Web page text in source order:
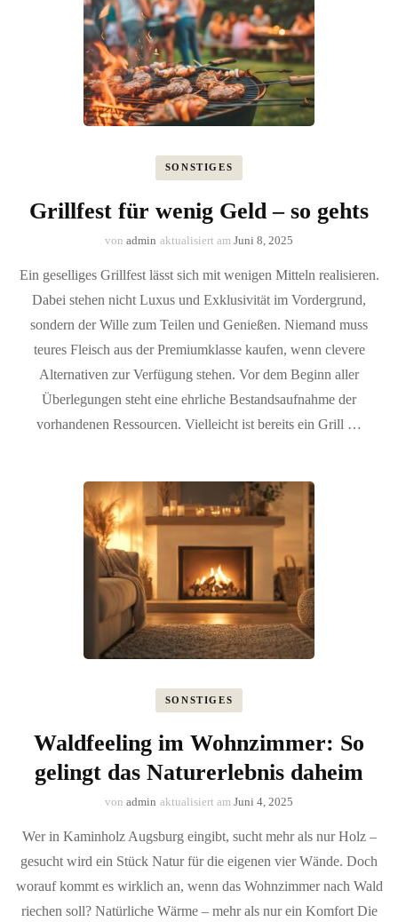
SONSTIGES
Grillfest für wenig Geld – so gehts
von admin aktualisiert am Juni 8, 2025
Ein geselliges Grillfest lässt sich mit wenigen Mitteln realisieren.
Dabei stehen nicht Luxus und Exklusivität im Vordergrund,
sondern der Wille zum Teilen und Genießen. Niemand muss
teures Fleisch aus der Premiumklasse kaufen, wenn clevere
Alternativen zur Verfügung stehen. Vor dem Beginn aller
Überlegungen steht eine ehrliche Bestandsaufnahme der
vorhandenen Ressourcen. Vielleicht ist bereits ein Grill …
SONSTIGES
Waldfeeling im Wohnzimmer: So
gelingt das Naturerlebnis daheim
von admin aktualisiert am Juni 4, 2025
Wer in Kaminholz Augsburg eingibt, sucht mehr als nur Holz –
gesucht wird ein Stück Natur für die eigenen vier Wände. Doch
worauf kommt es wirklich an, wenn das Wohnzimmer nach Wald
riechen soll? Natürliche Wärme – mehr als nur ein Komfort Die